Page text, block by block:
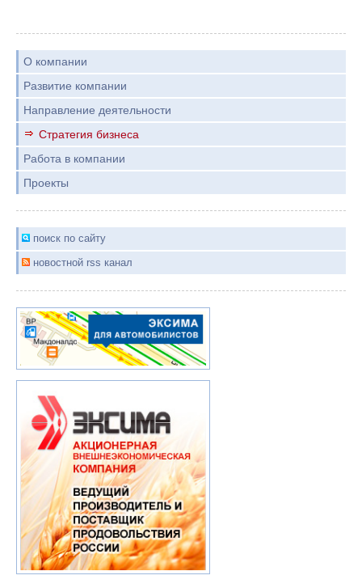
О компании
Развитие компании
Направление деятельности
Стратегия бизнеса
Работа в компании
Проекты
поиск по сайту
новостной rss канал